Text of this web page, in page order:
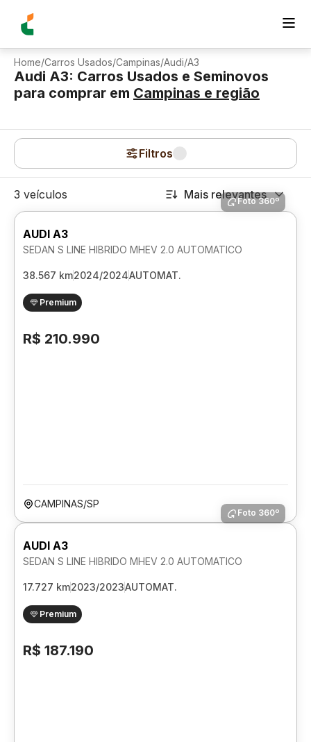
Home/Carros Usados/Campinas/Audi/A3
Audi A3: Carros Usados e Seminovos
para comprar em Campinas e região
Filtros
3 veículos Mais relevantes
Foto 360º
AUDI A3
SEDAN S LINE HIBRIDO MHEV 2.0 AUTOMATICO
38.567 km2024/2024AUTOMAT.
Premium
R$ 210.990
CAMPINAS/SP
Foto 360º
AUDI A3
SEDAN S LINE HIBRIDO MHEV 2.0 AUTOMATICO
17.727 km2023/2023AUTOMAT.
Premium
R$ 187.190